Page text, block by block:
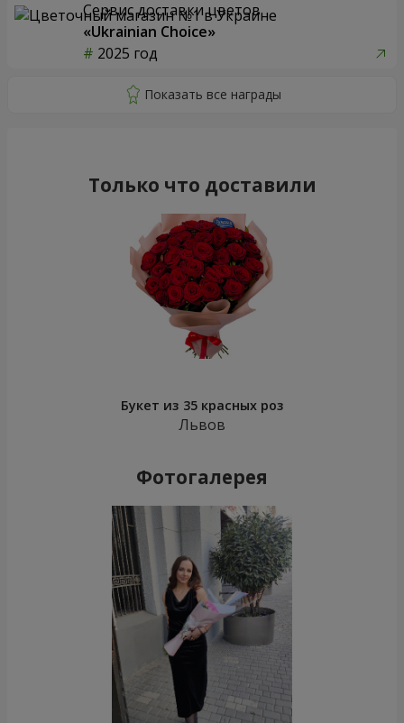
Сервис доставки цветов
«Ukrainian Choice»
2025 год
Только что доставили
Букет из 35 красных роз
Львов
Фотогалерея